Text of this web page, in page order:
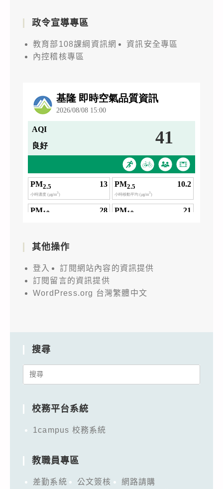
政令宣導專區
教育部108課綱資訊網
資訊安全專區
內控稽核專區
其他操作
登入
訂閱網站內容的資訊提供
訂閱留言的資訊提供
WordPress.org 台灣繁體中文
搜尋
Search
校務平台系統
1campus 校務系統
教職員專區
差勤系統 公文簽核
網路請購